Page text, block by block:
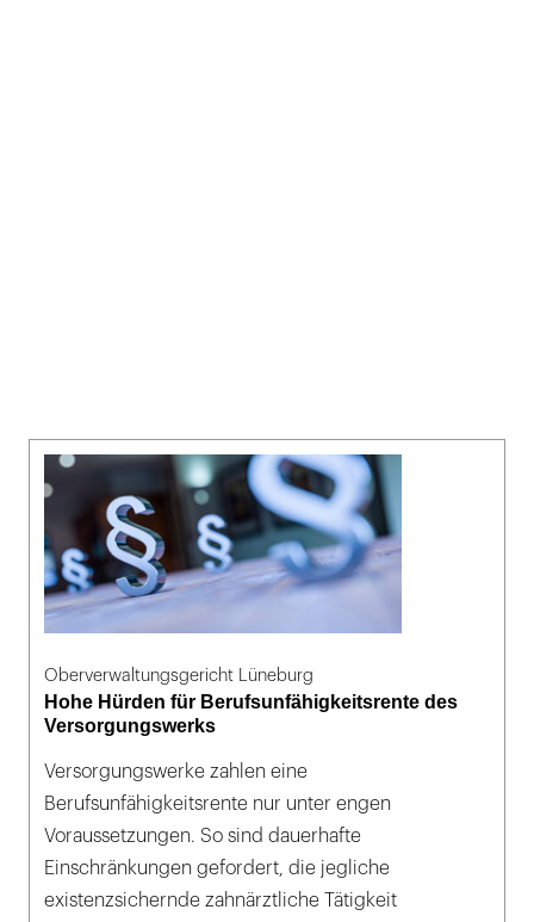
Oberverwaltungsgericht Lüneburg
Hohe Hürden für Berufsunfähigkeitsrente des
Versorgungswerks
Versorgungswerke zahlen eine
Berufsunfähigkeitsrente nur unter engen
Voraussetzungen. So sind dauerhafte
Einschränkungen gefordert, die jegliche
existenzsichernde zahnärztliche Tätigkeit